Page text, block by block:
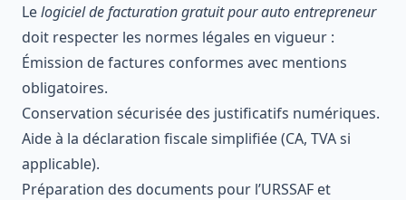
Lelogiciel de facturation gratuit pour auto entrepreneur
doit respecter les normes légales en vigueur :
Émission de factures conformes avec mentions
obligatoires.
Conservation sécurisée des justificatifs numériques.
Aide à la déclaration fiscale simplifiée (CA, TVA si
applicable).
Préparation des documents pour l’URSSAF et